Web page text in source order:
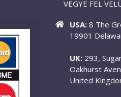
VEGYE FEL
USA: 8 The
19901
UK: 293,
Oakhurst
United